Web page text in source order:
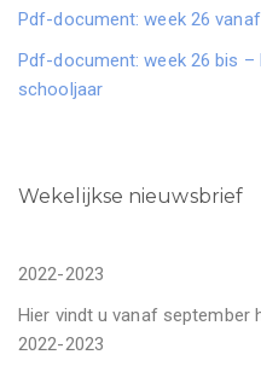
Pdf-document: week 26
Pdf-document: week 26 bis –
schooljaar
Wekelijkse nieuwsbrief
2022-2023
Hier vindt u vanaf september
2022-2023